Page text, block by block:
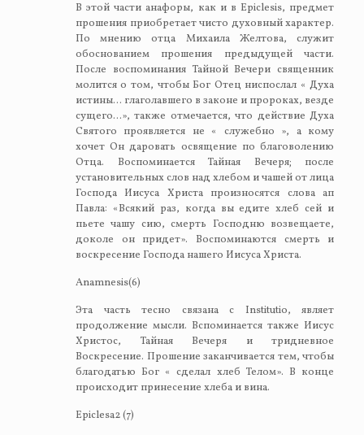
В этой части анафоры, как и в Epiclesis, предмет
прошения приобретает чисто духовный характер.
По мнению отца Михаила Желтова, служит
обоснованием прошения предыдущей части.
После воспоминания Тайной Вечери священник
молится о том, чтобы Бог Отец ниспослал « Духа
истины… глаголавшего в законе и пророках, везде
сущего…», также отмечается, что действие Духа
Святого проявляется не « служебно », а кому
хочет Он даровать освящение по благоволению
Отца. Воспоминается Тайная Вечеря; после
установительных слов над хлебом и чашей от лица
Господа Иисуса Христа произносятся слова ап
Павла: «Всякий раз, когда вы едите хлеб сей и
пьете чашу сию, смерть Господню возвещаете,
доколе он придет». Воспоминаются смерть и
воскресение Господа нашего Иисуса Христа.
Anamnesis(6)
Эта часть тесно связана с Institutio, являет
продолжение мысли. Вспоминается также Иисус
Христос, Тайная Вечеря и тридневное
Воскресение. Прошение заканчивается тем, чтобы
благодатью Бог « сделал хлеб Телом». В конце
происходит принесение хлеба и вина.
Epiclesa2 (7)